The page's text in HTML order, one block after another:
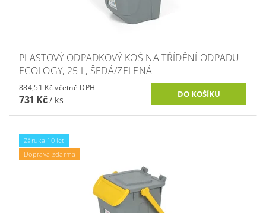
PLASTOVÝ ODPADKOVÝ KOŠ NA TŘÍDĚNÍ ODPADU
ECOLOGY, 25 L, ŠEDÁ/ZELENÁ
884,51 Kč včetně DPH
731 Kč/ ks
Záruka 10 let
Doprava zdarma